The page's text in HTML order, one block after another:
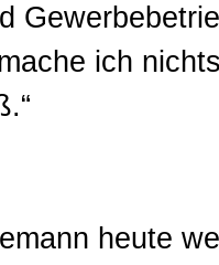
ich
heute